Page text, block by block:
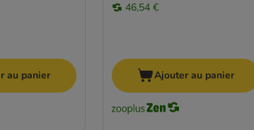
au panier
46,54 €
Ajouter au panier